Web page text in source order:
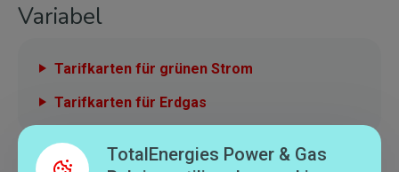
Variabel
Tarifkarten für grünen Strom
Tarifkarten für Erdgas
Fest*
TotalEnergies Power & Gas